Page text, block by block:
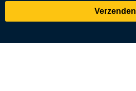
Verzenden